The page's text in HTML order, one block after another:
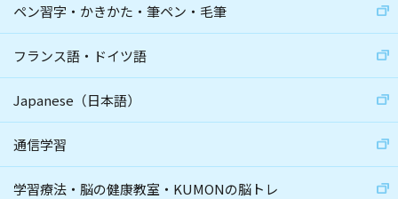
ペン習字・かきかた・筆ペン・毛筆
フランス語・ドイツ語
Japanese（日本語）
通信学習
学習療法・脳の健康教室・KUMONの脳トレ